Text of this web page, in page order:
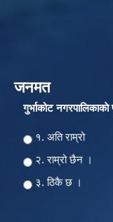
जनमत
गुर्भाकोट
Choices
१. अति राम्रो
२‍‍. राम्रो छैन ।
३. ठिकै छ ।